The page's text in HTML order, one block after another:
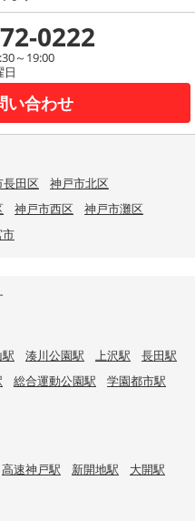
0222
～19:00
日
い合わせ
田区
神戸市北区
神戸市西区
神戸市灘区
市
湊川公園駅 上沢駅
長田駅
総合運動公園駅
学園都市駅
高速神戸駅 新開地駅
大開駅